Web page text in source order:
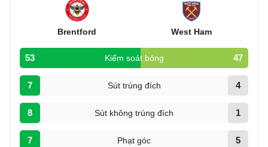
Brentford West Ham
53 Kiểm soát bóng 47
7 Sút trúng đích 4
8 Sút không trúng đích 1
7 Phạt góc 5